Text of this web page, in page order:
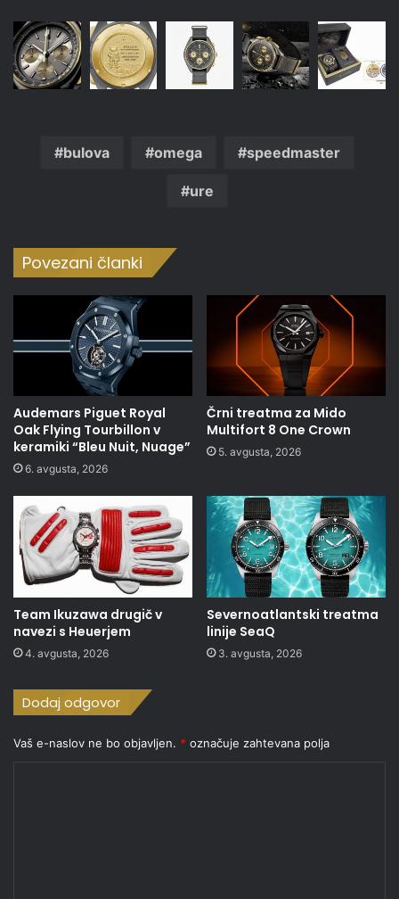
bulova omega speedmaster
ure
Povezani članki
Audemars Piguet Royal
Oak Flying Tourbillon v
keramiki “Bleu Nuit, Nuage”
6. avgusta, 2026
Črni treatma za Mido
Multifort 8 One Crown
5. avgusta, 2026
Team Ikuzawa drugič v
navezi s Heuerjem
4. avgusta, 2026
Severnoatlantski treatma
linije SeaQ
3. avgusta, 2026
Dodaj odgovor
Vaš e-naslov ne bo objavljen. * označuje zahtevana polja